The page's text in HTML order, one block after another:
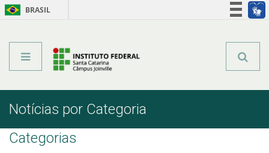
BRASIL
Notícias por Categoria
Categorias